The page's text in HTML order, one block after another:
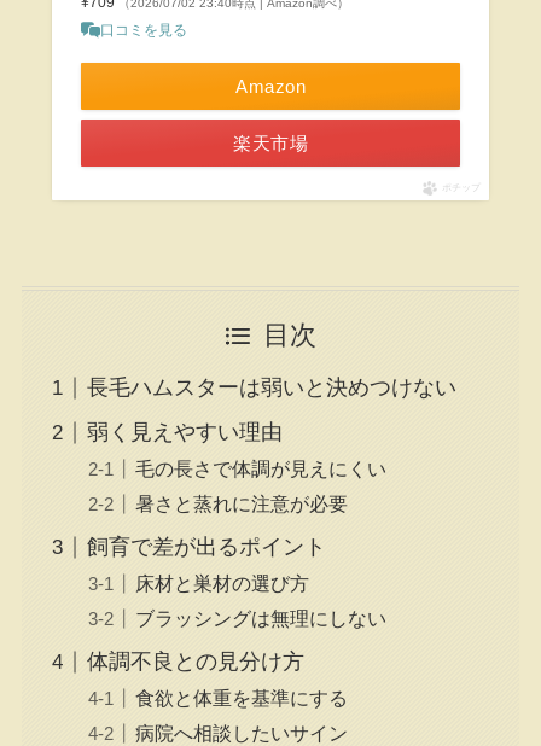
口コミを見る
Amazon
楽天市場
ポチップ
目次
長毛ハムスターは弱いと決めつけない
弱く見えやすい理由
毛の長さで体調が見えにくい
暑さと蒸れに注意が必要
飼育で差が出るポイント
床材と巣材の選び方
ブラッシングは無理にしない
体調不良との見分け方
食欲と体重を基準にする
病院へ相談したいサイン